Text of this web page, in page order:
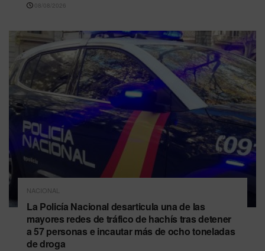
08/08/2026
NACIONAL
La Policía Nacional desarticula una de las
mayores redes de tráfico de hachís tras detener
a 57 personas e incautar más de ocho toneladas
de droga